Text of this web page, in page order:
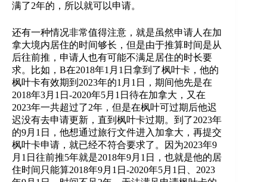
满了2年的，所以就可以申请。
还有一种情况非常值得注意，就是虽然申请人在加
拿大境内居住的时间够长，但是由于推算时间是从
后往前推，申请人也有可能不满足居住的时长要
求。比如，B在2018年1月1日拿到了枫叶卡，他的
枫叶卡有效期到2023年的1月1日，期间他先是在
2018年3月1日-2020年5月1日待在加拿大，又在
2023年一共超过了2年，但是在枫叶可过期后他迟
迟没有去申请更新，直到枫叶卡过期。到了2023年
的9月1日，他想通过旅行文件进入加拿大，再提交
枫叶卡申请，就已经不符合要求了。因为2023年9
月1日往前推5年就是2018年9月1日，也就是他的居
住时间只能算2018年9月1日-2020年5月1日、2023